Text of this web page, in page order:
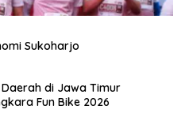
Sukoharjo
di Jawa Timur
Fun Bike 2026